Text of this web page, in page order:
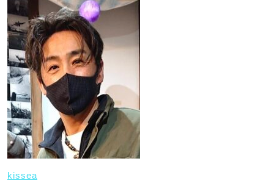
kissea